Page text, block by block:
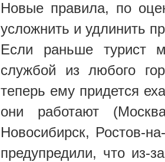
Новые правила, по
усложнить и удлинить
Если раньше турист
службой из любого
теперь ему придется
они работают
Новосибирск, Ростов-
предупредили, что из-